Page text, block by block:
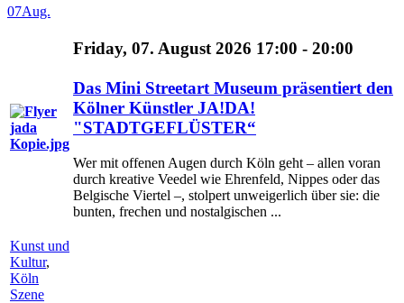
07Aug.
Friday, 07. August 2026 17:00 - 20:00
Das Mini Streetart Museum präsentiert den
Kölner Künstler JA!DA!
"STADTGEFLÜSTER“
Wer mit offenen Augen durch Köln geht – allen voran
durch kreative Veedel wie Ehrenfeld, Nippes oder das
Belgische Viertel –, stolpert unweigerlich über sie: die
bunten, frechen und nostalgischen ...
Kunst und
Kultur,
Köln
Szene